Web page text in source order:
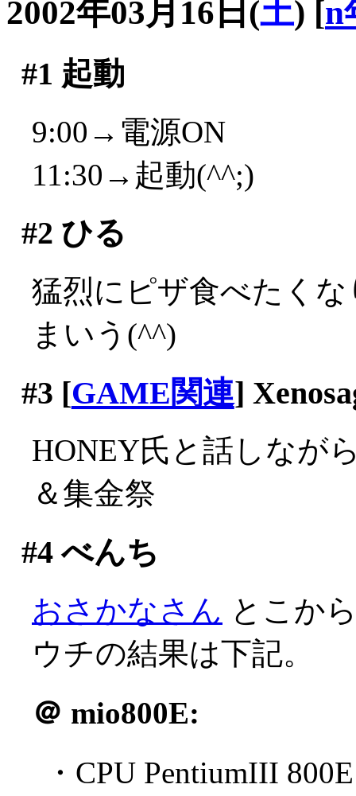
2002年03月16日(土) [n
#1 起動
9:00→電源ON
11:30→起動(^^;)
#2 ひる
猛烈にピザ食べたく
まいう(^^)
#3 [GAME関連]
HONEY氏と話しなが
＆集金祭
#4べんち
おさかなさん とこか
ウチの結果は下記。
＠ mio800E:
・CPU PentiumIII 800E